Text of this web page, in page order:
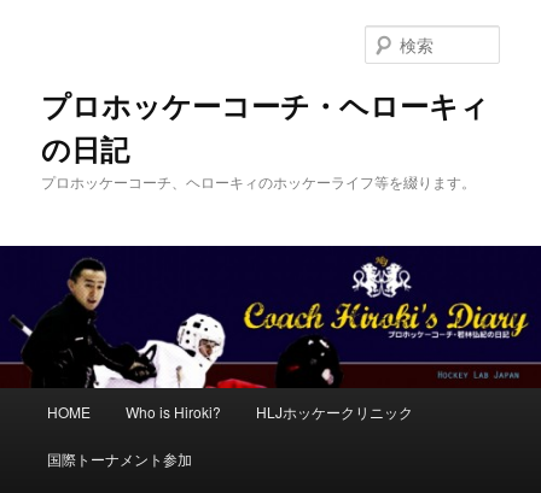
移
プロホッケーコーチ・ヘローキィ
の日記
プロホッケーコーチ、ヘローキィのホッケーライフ等を綴ります。
索
HOME Who is Hiroki? HLJホッケークリニック
国際トーナメント参加